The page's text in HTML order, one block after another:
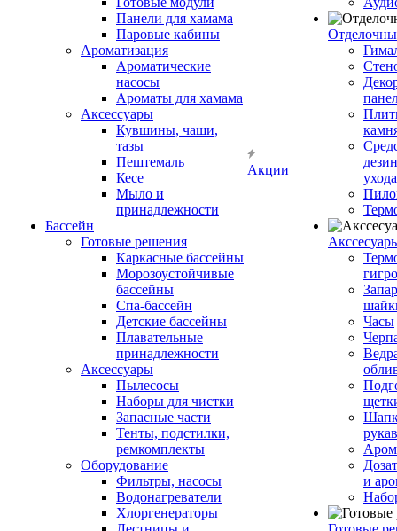
Панели для хамама
Паровые кабины
Ароматизация
Ароматические
насосы
Ароматы для хамама
Аксессуары
Кувшины, чаши,
тазы
Пештемаль
Кесе
Мыло и
принадлежности
Бассейн
Готовые решения
Каркасные бассейны
Морозоустойчивые
бассейны
Спа-бассейн
Детские бассейны
Плавательные
принадлежности
Аксессуары
Пылесосы
Наборы для чистки
Запасные части
Тенты, подстилки,
ремкомплекты
Оборудование
Фильтры, насосы
Водонагреватели
Хлоргенераторы
Акции
ухода
Часы
и